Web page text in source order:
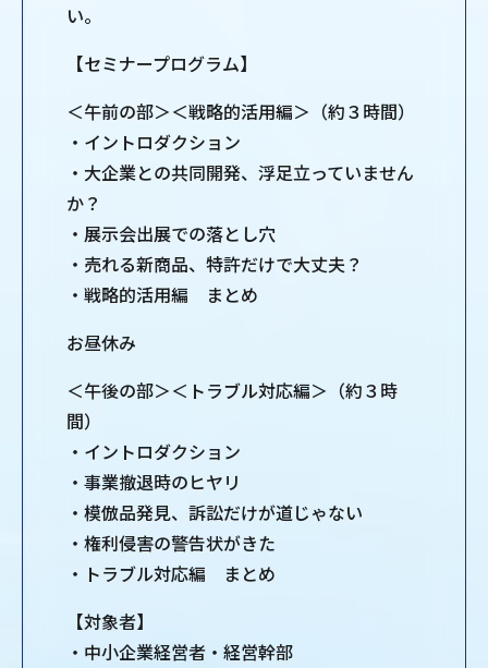
い。
【セミナープログラム】
＜午前の部＞＜戦略的活用編＞（約３時間）
・イントロダクション
・大企業との共同開発、浮足立っていません
か？
・展示会出展での落とし穴
・売れる新商品、特許だけで大丈夫？
・戦略的活用編 まとめ
お昼休み
＜午後の部＞＜トラブル対応編＞（約３時
間）
・イントロダクション
・事業撤退時のヒヤリ
・模倣品発見、訴訟だけが道じゃない
・権利侵害の警告状がきた
・トラブル対応編 まとめ
【対象者】
・中小企業経営者・経営幹部